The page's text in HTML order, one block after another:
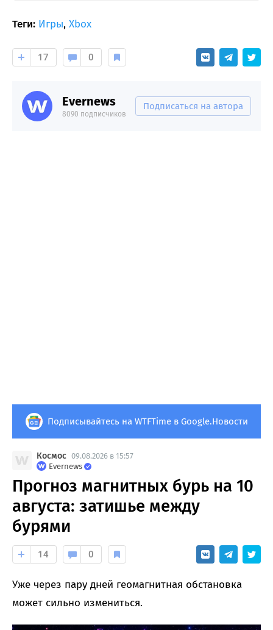
Теги: Игры, Xbox
17 0
Evernews
8090 подписчиков
Подписаться на автора
Подписывайтесь на WTFTime в Google.Новости
Космос 09.08.2026 в 15:57
Evernews
Прогноз магнитных бурь на 10
августа: затишье между
бурями
14 0
Уже через пару дней геомагнитная обстановка
может сильно измениться.